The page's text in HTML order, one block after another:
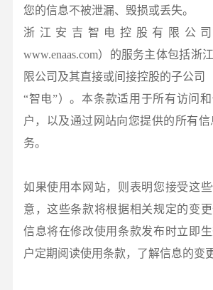
您的信息不被泄漏、毁损或丢失。
浙江安吉智电控股有限公司
www.enaas.com）的服务主体包括浙
限公司及其直接或间接控股的子公司
“智电”）。本条款适用于所有访问
户，以及通过网站向您提供的所有
务。
如果使用本网站，则表明您接受这
意，这些条款将根据相关规定的变
信息将在修改使用条款发布时立即
户定期阅读使用条款，了解信息的变